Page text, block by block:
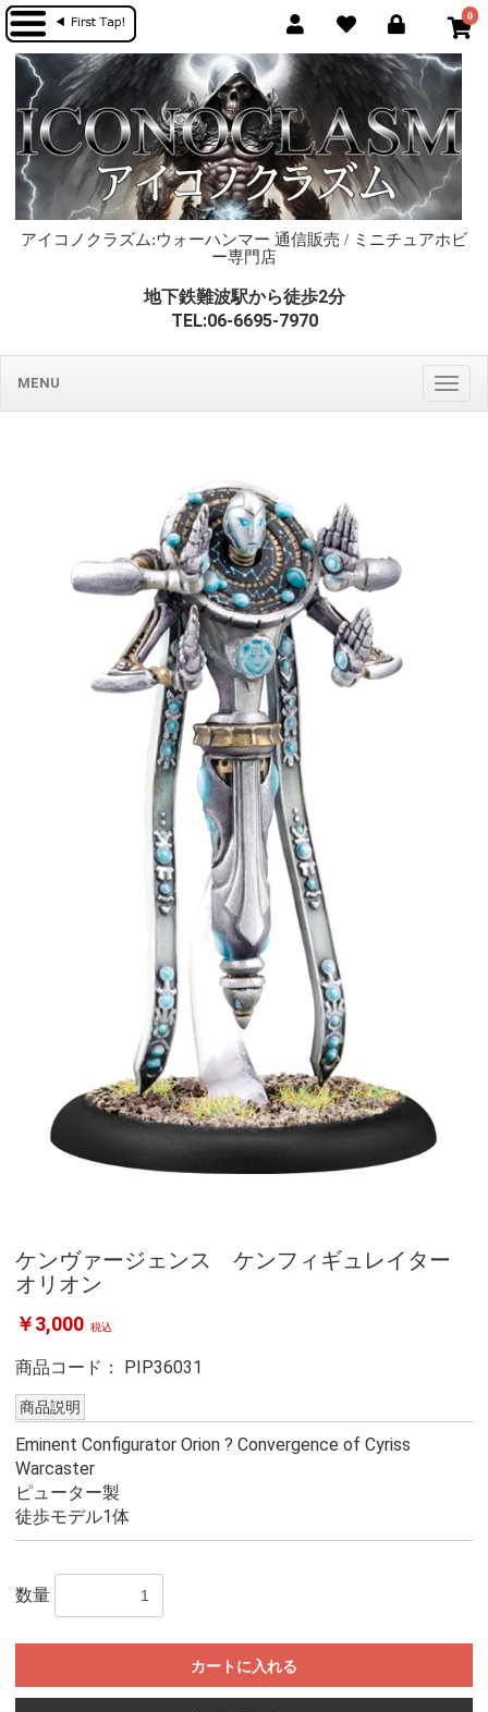
0
アイコノクラズム:ウォーハンマー 通信販売 / ミニチュアホビ
ー専門店
地下鉄難波駅から徒歩2分
TEL:06-6695-7970
MENU
ケンヴァージェンス ケンフィギュレイター
オリオン
￥3,000 税込
商品コード： PIP36031
商品説明
Eminent Configurator Orion ? Convergence of Cyriss
Warcaster
ピューター製
徒歩モデル1体
数量
カートに入れる